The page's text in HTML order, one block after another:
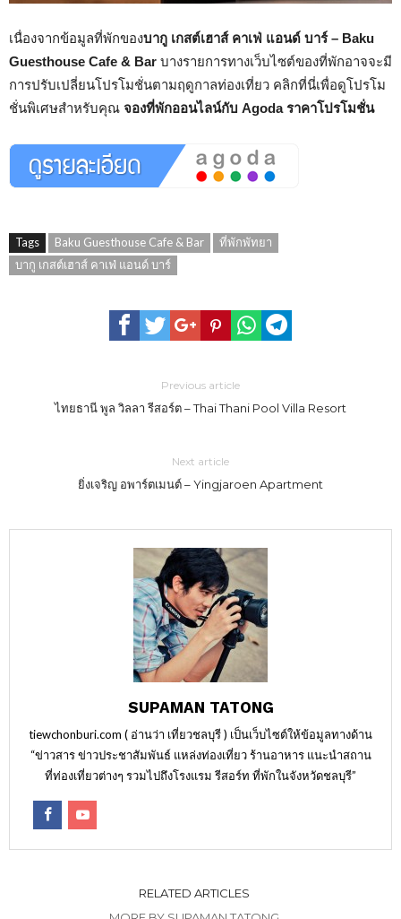
เนื่องจากข้อมูลที่พักของบากู เกสต์เฮาส์ คาเฟ่ แอนด์ บาร์ – Baku
Guesthouse Cafe & Bar บางรายการทางเว็บไซต์ของที่พักอาจจะมี
การปรับเปลี่ยนโปรโมชั่นตามฤดูกาลท่องเที่ยว คลิกที่นี่เพื่อดูโปรโม
ชั่นพิเศษสำหรับคุณ จองที่พักออนไลน์กับ Agoda ราคาโปรโมชั่น
Tags Baku Guesthouse Cafe & Bar
ที่พักพัทยา
บากู เกสต์เฮาส์ คาเฟ่ แอนด์ บาร์
Previous article
ไทยธานี พูล วิลลา รีสอร์ต – Thai Thani Pool Villa Resort
Next article
ยิ่งเจริญ อพาร์ตเมนต์ – Yingjaroen Apartment
SUPAMAN TATONG
tiewchonburi.com ( อ่านว่า เที่ยวชลบุรี ) เป็นเว็บไซต์ให้ข้อมูลทางด้าน
“ข่าวสาร ข่าวประชาสัมพันธ์ แหล่งท่องเที่ยว ร้านอาหาร แนะนำสถาน
ที่ท่องเที่ยวต่างๆ รวมไปถึงโรงแรม รีสอร์ท ที่พักในจังหวัดชลบุรี”
RELATED ARTICLES